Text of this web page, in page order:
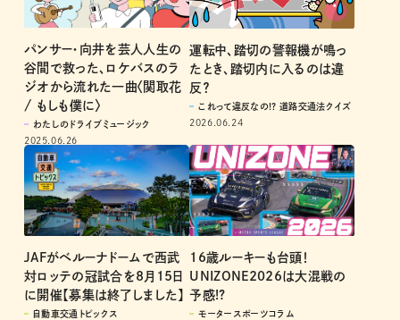
パンサー・向井を芸人人生の
谷間で救った、ロケバスのラ
ジオから流れた一曲〈関取花
/ もしも僕に〉
わたしのドライブミュージック
2025.06.26
運転中、踏切の警報機が鳴っ
たとき、踏切内に入るのは違
反？
これって違反なの!? 道路交通法クイズ
2026.06.24
JAFがベルーナドームで西武
対ロッテの冠試合を8月15日
に開催【募集は終了しました】
自動車交通トピックス
16歳ルーキーも台頭！
UNIZONE2026は大混戦の
予感!?
モータースポーツコラム